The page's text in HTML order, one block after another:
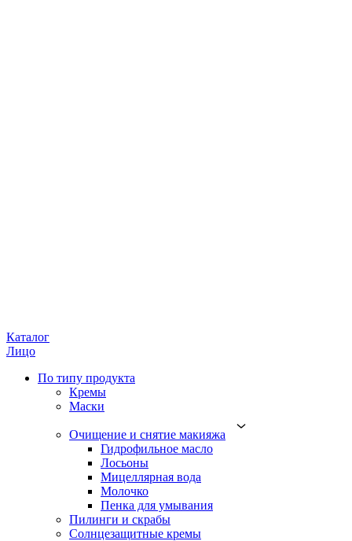
Каталог
Лицо
По типу продукта
Кремы
Маски
Очищение и снятие макияжа
Гидрофильное масло
Лосьоны
Мицеллярная вода
Молочко
Пенка для умывания
Пилинги и скрабы
Солнцезащитные кремы